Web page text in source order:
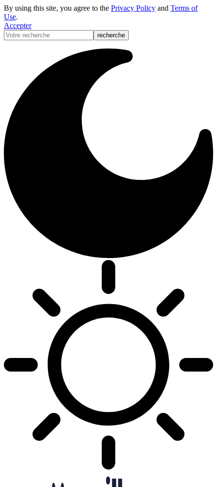
By using this site, you agree to the Privacy Policy and Terms of
Use.
Accepter